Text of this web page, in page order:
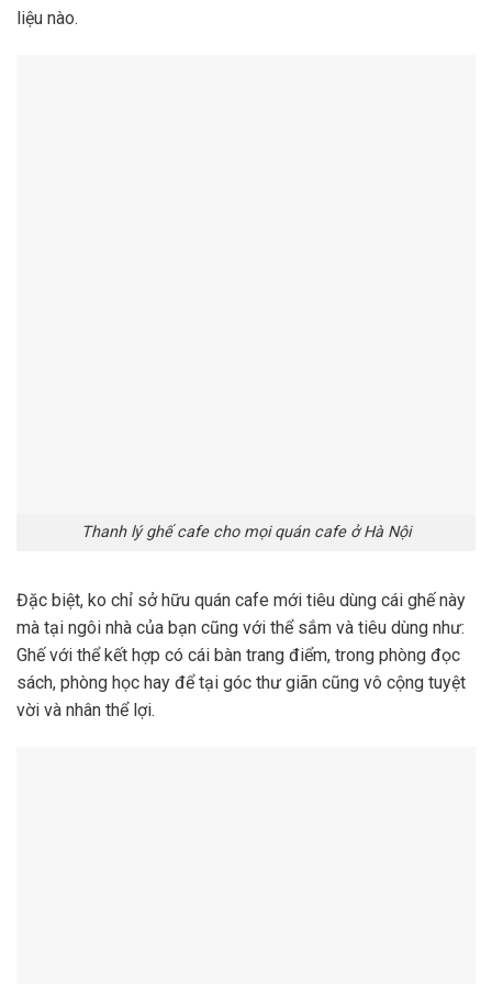
liệu nào.
Thanh lý ghế cafe cho mọi quán cafe ở Hà Nội
Đặc biệt, ko chỉ sở hữu quán cafe mới tiêu dùng cái ghế này
mà tại ngôi nhà của bạn cũng với thể sắm và tiêu dùng như:
Ghế với thể kết hợp có cái bàn trang điểm, trong phòng đọc
sách, phòng học hay để tại góc thư giãn cũng vô cộng tuyệt
vời và nhân thể lợi.